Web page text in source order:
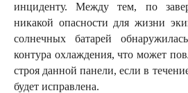
инциденту. Между тем, по
никакой опасности для жизни
солнечных батарей
контура охлаждения, что может
строя данной панели, если в
будет исправлена.